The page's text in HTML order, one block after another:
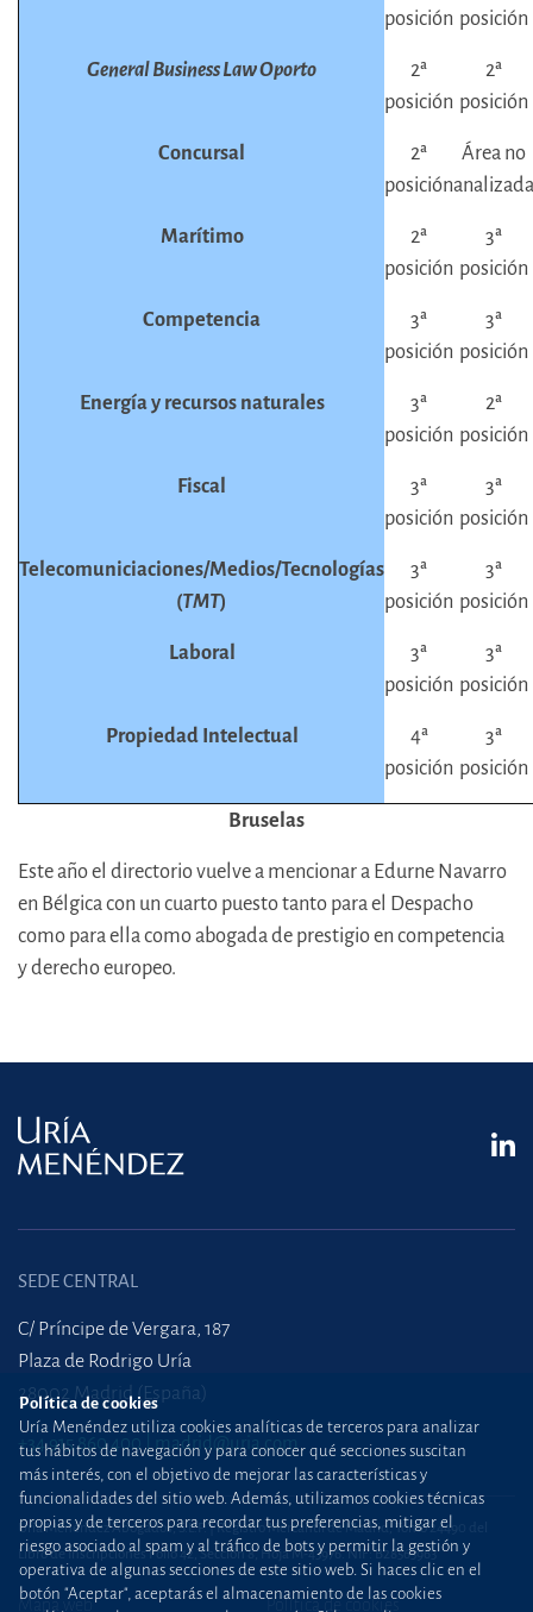
posición posición
General Business Law Oporto
2ª
posición
2ª
posición
Concursal
2ª
posición
Área no
analizada
Marítimo
2ª
posición
3ª
posición
Competencia
3ª
posición
3ª
posición
Energía y recursos naturales
3ª
posición
2ª
posición
Fiscal
3ª
posición
3ª
posición
Telecomuniciaciones/Medios/Tecnologías
(TMT)
3ª
posición
3ª
posición
Laboral
3ª
posición
3ª
posición
Propiedad Intelectual
4ª
posición
3ª
posición
Bruselas
Este año el directorio vuelve a mencionar a Edurne Navarro
en Bélgica con un cuarto puesto tanto para el Despacho
como para ella como abogada de prestigio en competencia
y derecho europeo.
SEDE CENTRAL
C/ Príncipe de Vergara, 187
Plaza de Rodrigo Uría
28002 Madrid (España)
+34 915 860 400 madrid@uria.com
Uría Menéndez Abogados, S.L.P. | Registro Mercantil de Madrid, Tomo 24490 del
Libro de Inscripciones Folio 42, Sección 8, Hoja M-43976. NIF: B28563963
Mapa web Política de cookies
Política de cookies
Uría Menéndez utiliza cookies analíticas de terceros para analizar
tus hábitos de navegación y para conocer qué secciones suscitan
más interés, con el objetivo de mejorar las características y
funcionalidades del sitio web. Además, utilizamos cookies técnicas
propias y de terceros para recordar tus preferencias, mitigar el
riesgo asociado al spam y al tráfico de bots y permitir la gestión y
operativa de algunas secciones de este sitio web. Si haces clic en el
botón "Aceptar", aceptarás el almacenamiento de las cookies